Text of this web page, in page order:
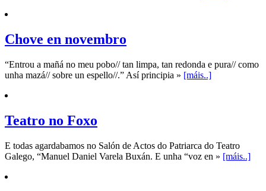
Chove en novembro
“Entrou a mañá no meu pobo// tan limpa, tan redonda e pura// como
unha mazá// sobre un espello//.” Así principia » [máis..]
Teatro no Foxo
E todas agardabamos no Salón de Actos do Patriarca do Teatro
Galego, “Manuel Daniel Varela Buxán. E unha “voz en » [máis..]